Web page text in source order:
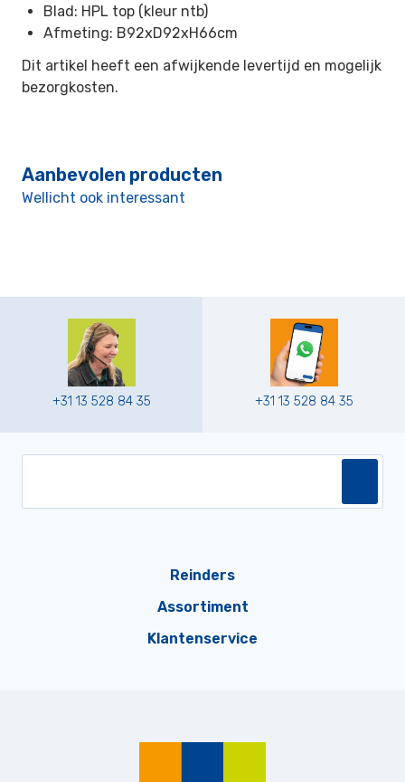
Blad: HPL top (kleur ntb)
Afmeting: B92xD92xH66cm
Dit artikel heeft een afwijkende levertijd en mogelijk
bezorgkosten.
Aanbevolen producten
Wellicht ook interessant
+31 13 528 84 35 +31 13 528 84 35
Reinders
Assortiment
Klantenservice